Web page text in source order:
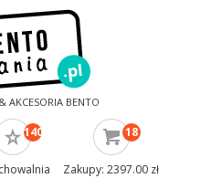
AKCESORIA BENTO
140 18
Zakupy: 2397.00 zł